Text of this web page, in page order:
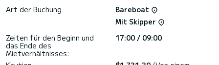
Autopilot, Bugstrahlruder, Lautsprecher, Deckdusche,
Buchungsanfragen und Angebote werden direkt von
SamBoat bearbeitet. Über die Plattform erhalten Sie die
Art der Buchung
Bareboat
Mit Skipper
Zeiten für den Beginn und
das Ende des
Mietverhältnisses:
17:00 / 09:00